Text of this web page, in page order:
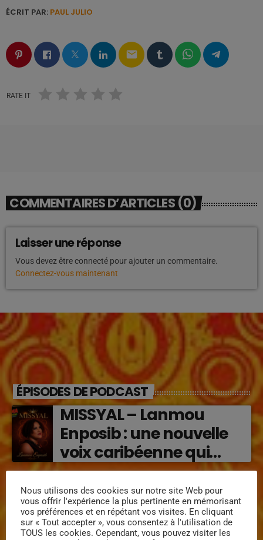
ÉCRIT PAR: PAUL JULIO
email
RATE IT
COMMENTAIRES D’ARTICLES (0)
Laisser une réponse
Vous devez être connecté pour ajouter un commentaire.
Connectez-vous maintenant
ÉPISODES DE PODCAST
MISSYAL – Lanmou
Enposib : une nouvelle
voix caribéenne qui
transforme les émotions
en musique (2026)
Régine Narou : Respekte
Mwen, la voix du respect
‘2026)
Nous utilisons des cookies sur notre site Web pour
vous offrir l'expérience la plus pertinente en mémorisant
vos préférences et en répétant vos visites. En cliquant
sur « Tout accepter », vous consentez à l'utilisation de
TOUS les cookies. Cependant, vous pouvez visiter les